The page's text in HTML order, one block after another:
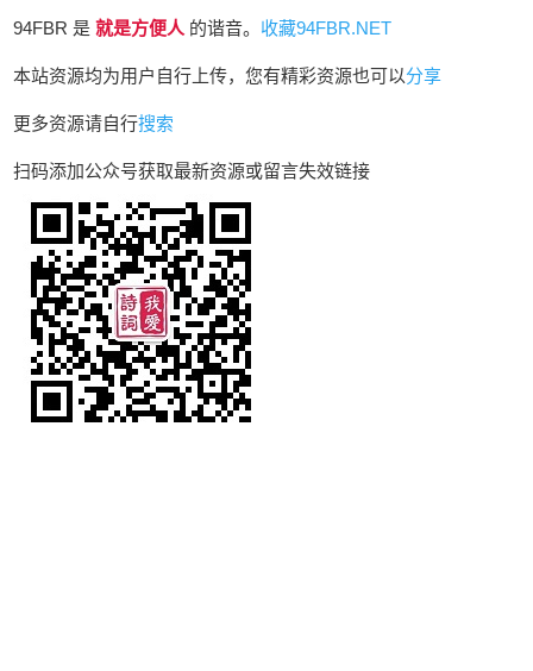
94FBR 是就是方便人 的谐音。 收藏94FBR.NET
本站资源均为用户自行上传，您有精彩资源也可以分享
更多资源请自行搜索
扫码添加公众号获取最新资源或留言失效链接